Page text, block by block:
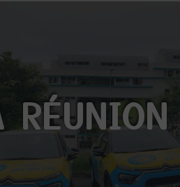
RÉUNION